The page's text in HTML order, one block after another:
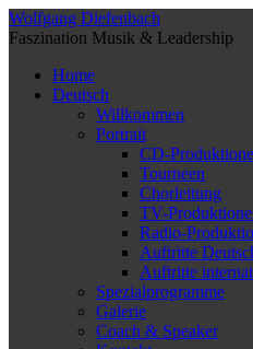
Wolfgang Diefenbach
Faszination Musik & Leadership
Home
Deutsch
Willkommen
Portrait
CD-
Tourneen
Chorleitung
TV-
Radio-
Auftritte
Auftritte
Spezialprogramme
Galerie
Coach & Speaker